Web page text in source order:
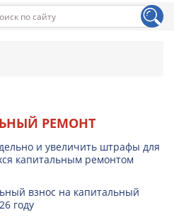
РЕМОНТ
и увеличить штрафы для
капитальным ремонтом
взнос на капитальный
году